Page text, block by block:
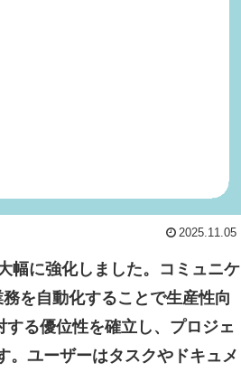
2025.11.05
幅に強化しました。コミュニケ
を自動化することで生産性向
る優位性を確立し、プロジェ
。ユーザーはタスクやドキュメ